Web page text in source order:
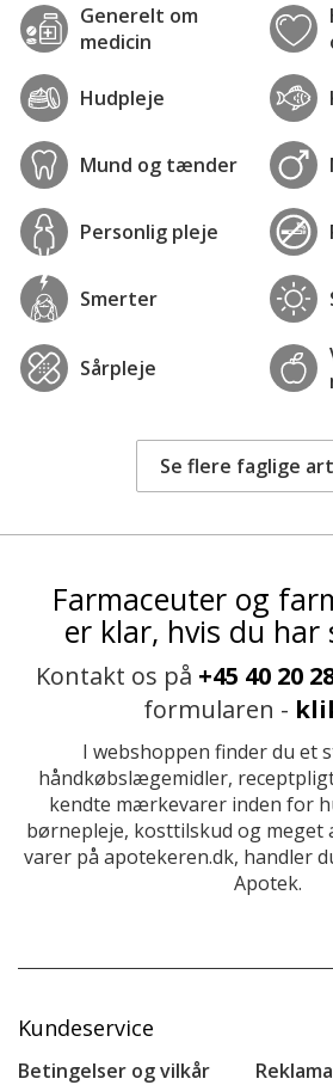
Generelt om
medicin
Hudpleje
Mund og tænder
Personlig pleje
Smerter
Sårpleje
Se flere faglige
Farmaceuter og
er klar, hvis du har
Kontakt os på +45 40 20
formularen -
I webshoppen finder du et
håndkøbslægemidler,
kendte mærkevarer inden for
børnepleje, kosttilskud og meget
varer på apotekeren.dk, handler
Apotek.
Kundeservice
Betingelser og vilkår